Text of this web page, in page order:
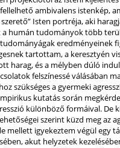
ambivalens istenkép,
Isten portréja, aki
humán tudományok több
eredményeinek
tartottam, a keresztyén
harag, és a mélyben dúló
felszínessé válásában
szükséges a gyermeki
kutatás során
különböző formáival. De
szerint küzd meg az
mellett igyekeztem végül egy
akut helyzetek